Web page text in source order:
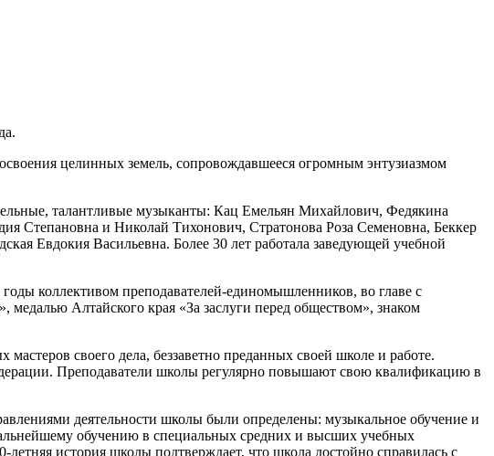
целинных земель, сопровождавшееся огромным энтузиазмом
талантливые музыканты: Кац Емельян Михайлович, Федякина
Степановна и Николай Тихонович, Стратонова Роза Семеновна, Беккер
Евдокия Васильевна. Более 30 лет работала заведующей учебной
коллективом преподавателей-единомышленников, во главе с
Алтайского края «За заслуги перед обществом», знаком
своего дела, беззаветно преданных своей школе и работе.
Преподаватели школы регулярно повышают свою квалификацию в
деятельности школы были определены: музыкальное обучение и
обучению в специальных средних и высших учебных
летняя история школы подтверждает, что школа достойно справилась с